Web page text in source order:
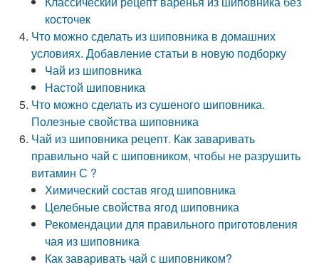
косточек
Что можно сделать из шиповника в домашних
условиях. Добавление статьи в новую подборку
Чай из шиповника
Настой шиповника
Что можно сделать из сушеного шиповника.
Полезные свойства шиповника
Чай из шиповника рецепт. Как заваривать
правильно чай с шиповником, чтобы не разрушить
витамин С ?
Химический состав ягод шиповника
Целебные свойства ягод шиповника
Рекомендации для правильного приготовления
чая из шиповника
Как заваривать чай с шиповником?